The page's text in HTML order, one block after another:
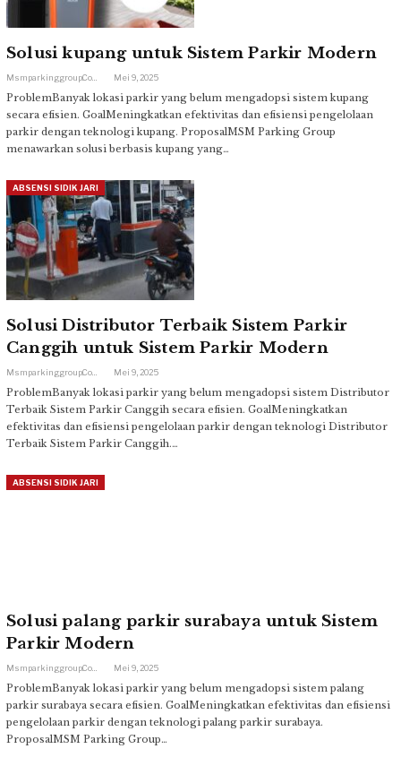
Solusi kupang untuk Sistem Parkir Modern
Mei 9, 2025
ProblemBanyak lokasi parkir yang belum mengadopsi sistem kupang
secara efisien. GoalMeningkatkan efektivitas dan efisiensi pengelolaan
parkir dengan teknologi kupang. ProposalMSM Parking Group
menawarkan solusi berbasis kupang yang…
ABSENSI SIDIK JARI
Solusi Distributor Terbaik Sistem Parkir
Canggih untuk Sistem Parkir Modern
Msmparkinggroup.com Mei 9, 2025
ProblemBanyak lokasi parkir yang belum mengadopsi sistem Distributor
Terbaik Sistem Parkir Canggih secara efisien. GoalMeningkatkan
efektivitas dan efisiensi pengelolaan parkir dengan teknologi Distributor
Terbaik Sistem Parkir Canggih.…
ABSENSI SIDIK JARI
Solusi palang parkir surabaya untuk Sistem
Parkir Modern
Mei 9, 2025
ProblemBanyak lokasi parkir yang belum mengadopsi sistem palang
parkir surabaya secara efisien. GoalMeningkatkan efektivitas dan efisiensi
pengelolaan parkir dengan teknologi palang parkir surabaya.
ProposalMSM Parking Group…